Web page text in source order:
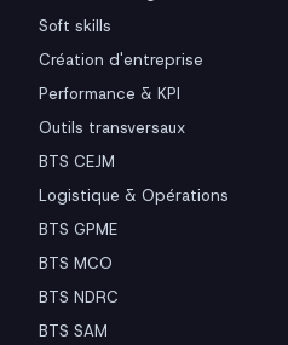
Soft skills
Création d'entreprise
Performance & KPI
Outils transversaux
BTS CEJM
Logistique & Opérations
BTS GPME
BTS MCO
BTS NDRC
BTS SAM